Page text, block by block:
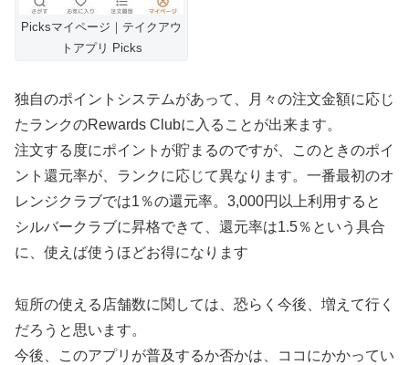
Picksマイページ｜テイクアウ
トアプリ Picks
独自のポイントシステムがあって、月々の注文金額に応じ
たランクのRewards Clubに入ることが出来ます。
注文する度にポイントが貯まるのですが、このときのポイ
ント還元率が、ランクに応じて異なります。一番最初のオ
レンジクラブでは1％の還元率。3,000円以上利用すると
シルバークラブに昇格できて、還元率は1.5％という具合
に、使えば使うほどお得になります
短所の使える店舗数に関しては、恐らく今後、増えて行く
だろうと思います。
今後、このアプリが普及するか否かは、ココにかかってい